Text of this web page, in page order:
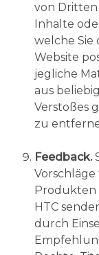
von
Inhalte
welche Sie
Website
jegliche
aus
Verstoßes
zu
Feedback.
Produkten
HTC
durch